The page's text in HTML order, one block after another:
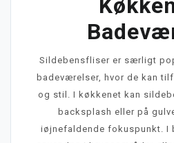
Sildebensfliser er særligt
badeværelser, hvor de kan
og stil. I køkkenet kan
backsplash eller på
iøjnefaldende fokuspunkt. I